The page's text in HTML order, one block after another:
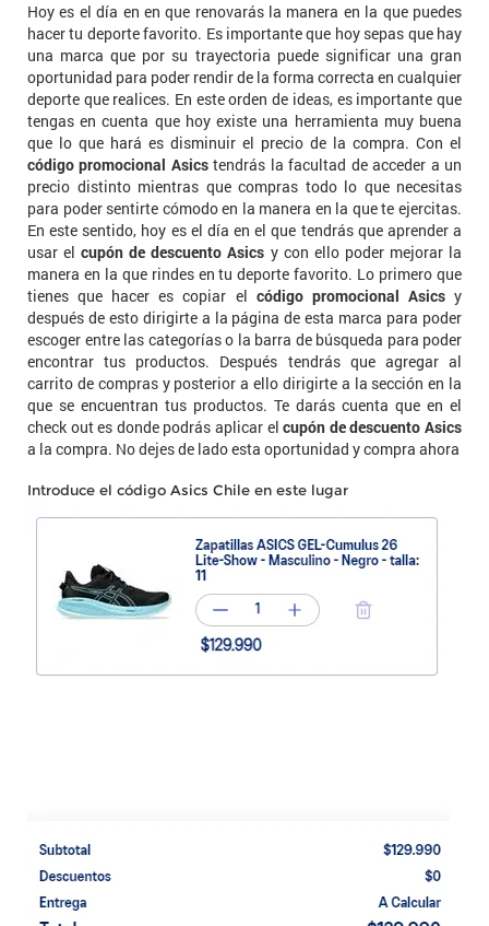
Hoy es el día en en que renovarás la manera en la que puedes
hacer tu deporte favorito. Es importante que hoy sepas que hay
una marca que por su trayectoria puede significar una gran
oportunidad para poder rendir de la forma correcta en cualquier
deporte que realices. En este orden de ideas, es importante que
tengas en cuenta que hoy existe una herramienta muy buena
que lo que hará es disminuir el precio de la compra. Con el
código promocional Asicstendrás la facultad de acceder a un
precio distinto mientras que compras todo lo que necesitas
para poder sentirte cómodo en la manera en la que te ejercitas.
En este sentido, hoy es el día en el que tendrás que aprender a
usar elcupón de descuento Asics y con ello poder mejorar la
manera en la que rindes en tu deporte favorito. Lo primero que
tienes que hacer es copiar el código promocional Asicsy
después de esto dirigirte a la página de esta marca para poder
escoger entre las categorías o la barra de búsqueda para poder
encontrar tus productos. Después tendrás que agregar al
carrito de compras y posterior a ello dirigirte a la sección en la
que se encuentran tus productos. Te darás cuenta que en el
check out es donde podrás aplicar elcupón de descuento Asics
a la compra. No dejes de lado esta oportunidad y compra ahora
Introduce el código Asics Chile en este lugar